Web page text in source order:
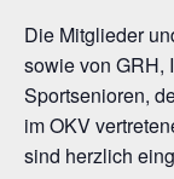
Die Mitglieder
sowie von GRH,
Sportsenioren,
im OKV
sind herzlich